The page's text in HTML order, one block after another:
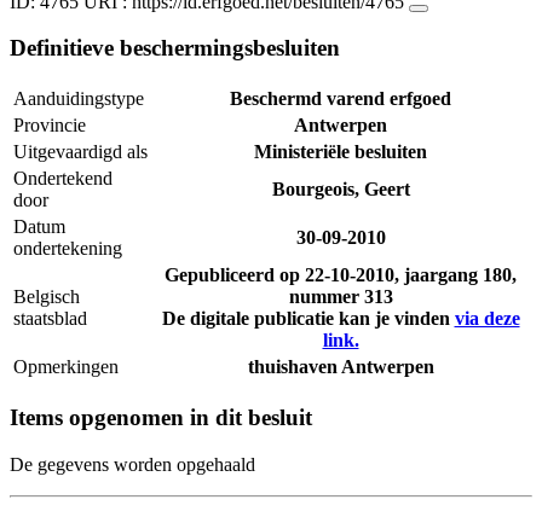
Definitieve beschermingsbesluiten
Aanduidingstype
Beschermd varend erfgoed
Provincie
Antwerpen
Uitgevaardigd als
Ministeriële besluiten
Ondertekend
door
Bourgeois, Geert
Datum
ondertekening
30-09-2010
Belgisch
staatsblad
Gepubliceerd op 22-10-2010, jaargang 180,
nummer 313
De digitale publicatie kan je vinden via deze
link.
Opmerkingen
thuishaven Antwerpen
Items opgenomen in dit besluit
De gegevens worden opgehaald